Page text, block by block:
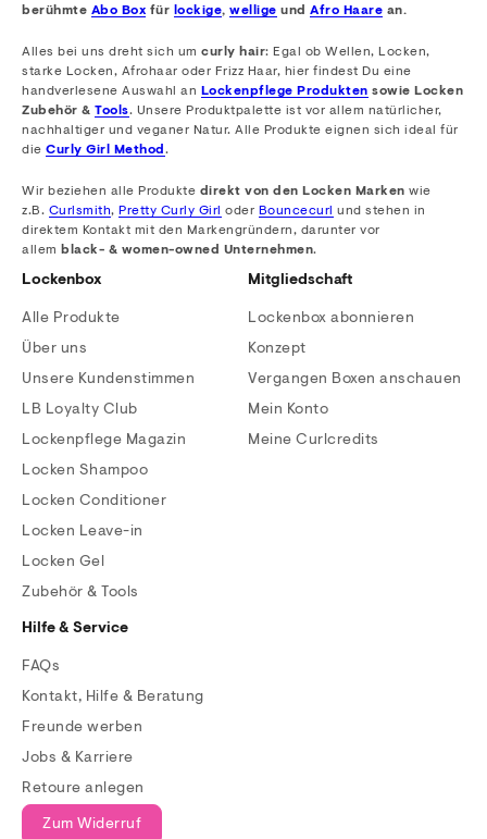
berühmte Abo Box für lockige, wellige und Afro Haare an.
Alles bei uns dreht sich um curly hair: Egal ob Wellen, Locken,
starke Locken, Afrohaar oder Frizz Haar, hier findest Du eine
handverlesene Auswahl an Lockenpflege Produkten sowie Locken
Zubehör & Tools. Unsere Produktpalette ist vor allem natürlicher,
nachhaltiger und veganer Natur. Alle Produkte eignen sich ideal für
die Curly Girl Method .
Wir beziehen alle Produkte direkt von den Locken Marken wie
z.B. Curlsmith, Pretty Curly Girl oder Bouncecurl und stehen in
direktem Kontakt mit den Markengründern, darunter vor
allem black- & women-owned Unternehmen.
Lockenbox
Alle Produkte
Über uns
Unsere Kundenstimmen
LB Loyalty Club
Lockenpflege Magazin
Locken Shampoo
Locken Conditioner
Locken Leave-in
Locken Gel
Zubehör & Tools
Mitgliedschaft
Lockenbox abonnieren
Konzept
Vergangen Boxen anschauen
Mein Konto
Meine Curlcredits
Hilfe & Service
FAQs
Kontakt, Hilfe & Beratung
Freunde werben
Jobs & Karriere
Retoure anlegen
Zum Widerruf